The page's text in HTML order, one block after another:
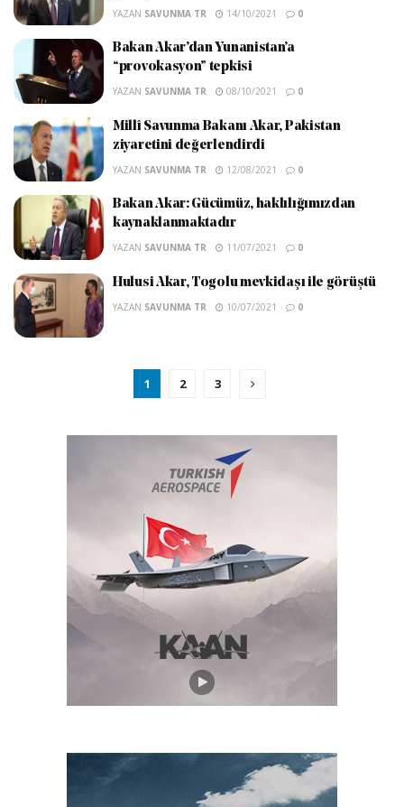
YAZAN SAVUNMA TR 14/10/2021 0
Bakan Akar’dan Yunanistan’a
“provokasyon” tepkisi
YAZAN SAVUNMA TR 08/10/2021 0
Millî Savunma Bakanı Akar, Pakistan
ziyaretini değerlendirdi
YAZAN SAVUNMA TR 12/08/2021 0
Bakan Akar: Gücümüz, haklılığımızdan
kaynaklanmaktadır
YAZAN SAVUNMA TR 11/07/2021 0
Hulusi Akar, Togolu mevkidaşı ile görüştü
YAZAN SAVUNMA TR 10/07/2021 0
1 2 3